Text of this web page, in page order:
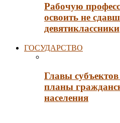
Рабочую
освоить не
девятиклассники
ГОСУДАРСТВО
Главы
планы
населения